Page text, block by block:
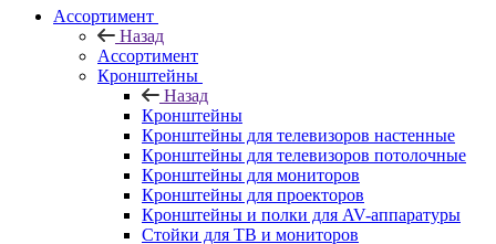
Ассортимент
Назад
Ассортимент
Кронштейны
Назад
Кронштейны
Кронштейны для телевизоров настенные
Кронштейны для телевизоров потолочные
Кронштейны для мониторов
Кронштейны для проекторов
Кронштейны и полки для AV-аппаратуры
Стойки для ТВ и мониторов